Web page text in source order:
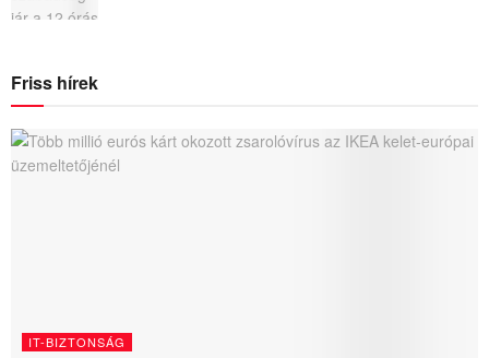
Friss hírek
IT-BIZTONSÁG